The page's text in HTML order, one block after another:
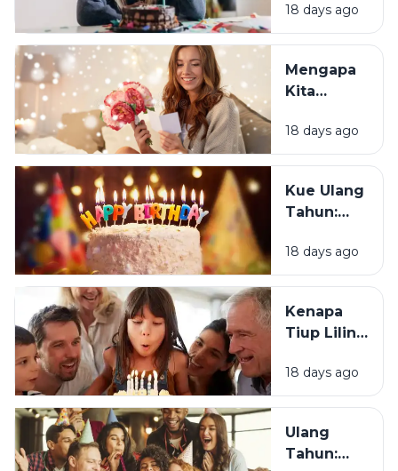
Sebagian
Orang
Merasa
Sedih Saat
Tahun?
18 days ago
Mengapa
Kita
Mendapat
Ucapan
Tahun?
18 days ago
Kue Ulang
Tahun:
Tradisi Ini
Berawal?
18 days ago
Kenapa
Tiup Lilin
Tradisi
Saat Ulang
18 days ago
Ulang
Tahun: